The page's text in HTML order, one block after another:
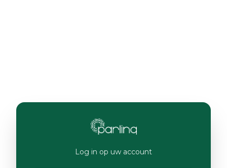
Log in op uw account